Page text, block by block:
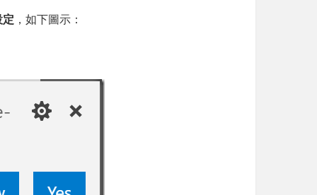
，如下圖示：